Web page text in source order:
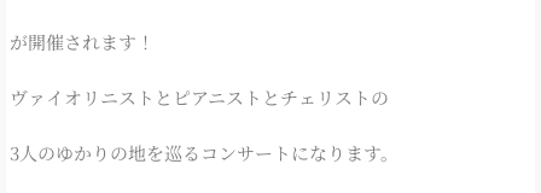
が開催されます！
ヴァイオリニストとピアニストとチェリストの
3人のゆかりの地を巡るコンサートになります。